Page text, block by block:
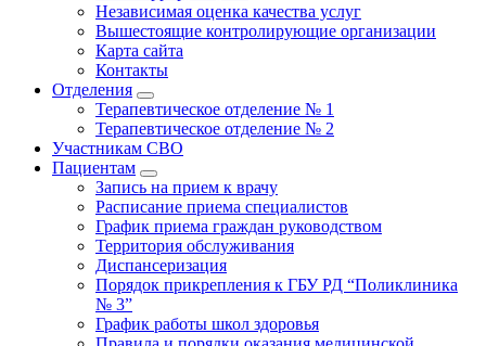
Независимая оценка качества услуг
Вышестоящие контролирующие организации
Карта сайта
Контакты
Отделения
Терапевтическое отделение № 1
Терапевтическое отделение № 2
Участникам СВО
Пациентам
Запись на прием к врачу
Расписание приема специалистов
График приема граждан руководством
Территория обслуживания
Диспансеризация
Порядок прикрепления к ГБУ РД “Поликлиника
№ 3”
График работы школ здоровья